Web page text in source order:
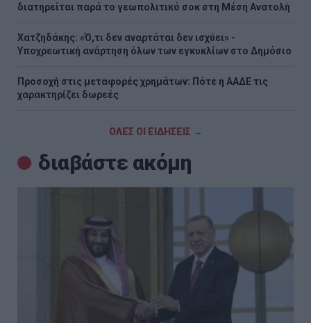
διατηρείται παρά το γεωπολιτικό σοκ στη Μέση Ανατολή
Χατζηδάκης: «Ό,τι δεν αναρτάται δεν ισχύει» -
Υποχρεωτική ανάρτηση όλων των εγκυκλίων στο Δημόσιο
Προσοχή στις μεταφορές χρημάτων: Πότε η ΑΑΔΕ τις
χαρακτηρίζει δωρεές
ΟΛΕΣ ΟΙ ΕΙΔΗΣΕΙΣ →
διαβάστε ακόμη